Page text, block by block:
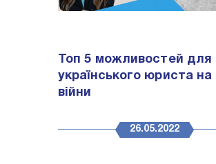
Топ 5 можливостей для
українського юриста на
вiйни
26.05.2022